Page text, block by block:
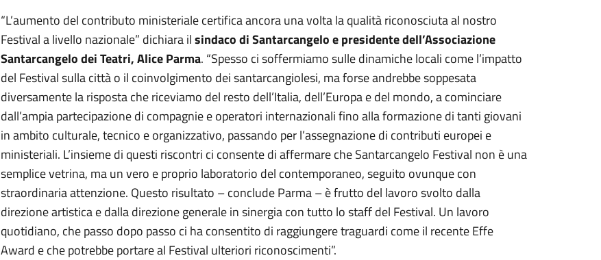
“L’aumento del contributo ministeriale certifica ancora una volta la qualità riconosciuta al nostro
Festival a livello nazionale” dichiara ilsindaco di Santarcangelo e presidente dell’Associazione
Santarcangelo dei Teatri, Alice Parma. “Spesso ci soffermiamo sulle dinamiche locali come l’impatto
del Festival sulla città o il coinvolgimento dei santarcangiolesi, ma forse andrebbe soppesata
diversamente la risposta che riceviamo del resto dell’Italia, dell’Europa e del mondo, a cominciare
dall’ampia partecipazione di compagnie e operatori internazionali fino alla formazione di tanti giovani
in ambito culturale, tecnico e organizzativo, passando per l’assegnazione di contributi europei e
ministeriali. L’insieme di questi riscontri ci consente di affermare che Santarcangelo Festival non è una
semplice vetrina, ma un vero e proprio laboratorio del contemporaneo, seguito ovunque con
straordinaria attenzione. Questo risultato – conclude Parma – è frutto del lavoro svolto dalla
direzione artistica e dalla direzione generale in sinergia con tutto lo staff del Festival. Un lavoro
quotidiano, che passo dopo passo ci ha consentito di raggiungere traguardi come il recente Effe
Award e che potrebbe portare al Festival ulteriori riconoscimenti”.